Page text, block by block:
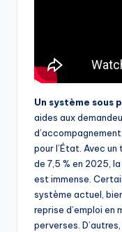
Un système sous
aides aux
pour l’État. Avec
de 7,5 % en 2025,
est immense.
système actuel,
reprise d’emploi
perverses.